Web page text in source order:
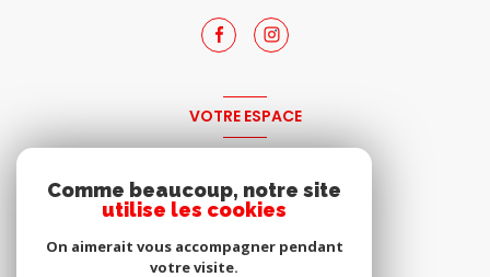
VOTRE ESPACE
Comme beaucoup, notre site
utilise les cookies
On aimerait vous accompagner pendant
votre visite.